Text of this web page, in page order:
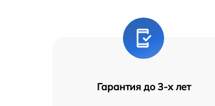
Гарантия до 3-х лет